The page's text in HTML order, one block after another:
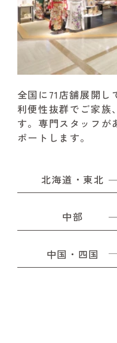
全国に71店舗展開し
利便性抜群でご家族
す。 専門スタッフが
ポートします。
北海道・東北
中部
中国・四国